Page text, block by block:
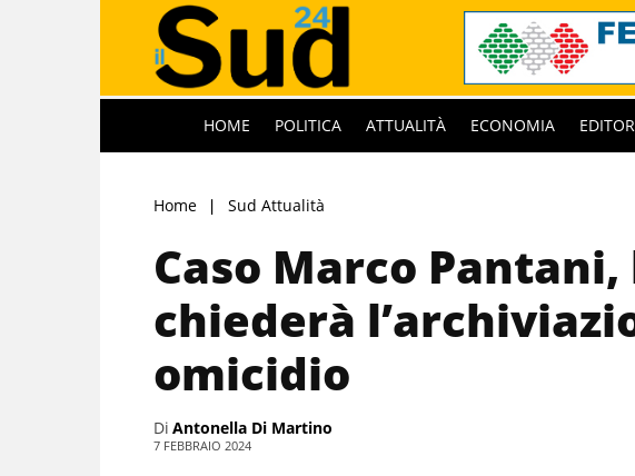
HOME POLITICA ATTUALITÀ ECONOMIA
Home Sud Attualità
Caso Marco
chiederà
omicidio
Di Antonella Di Martino
7 FEBBRAIO 2024